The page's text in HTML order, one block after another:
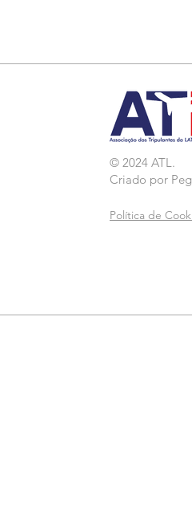
© 2024 ATL.
Criado por
Política de